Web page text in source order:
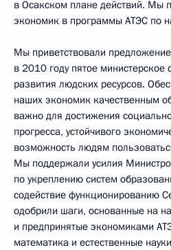
в Осакском плане действий. Мы
экономик в программы АТЭС по
Мы приветствовали
в 2010 году пятое
развития людских ресурсов.
наших экономик качественным
важно для достижения
прогресса, устойчивого
возможность людям
Мы поддержали усилия
по укреплению систем
содействие функционированию
одобрили шаги, основанные на
и предпринятые экономиками
математика и естественные